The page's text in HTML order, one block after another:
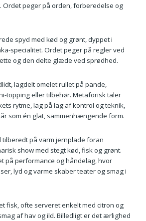
Ordet peger på orden, forberedelse og
spyd med kød og grønt, dyppet i
specialitet. Ordet peger på regler ved
og den delte glæde ved sprødhed.
lagdelt omelet rullet på pande,
topping eller tilbehør. Metaforisk taler
rytme, lag på lag af kontrol og teknik,
som én glat, sammenhængende form.
tilberedt på varm jernplade foran
show med stegt kød, fisk og grønt.
på performance og håndelag, hvor
lyd og varme skaber teater og smag i
fisk, ofte serveret enkelt med citron og
af hav og ild. Billedligt er det ærlighed